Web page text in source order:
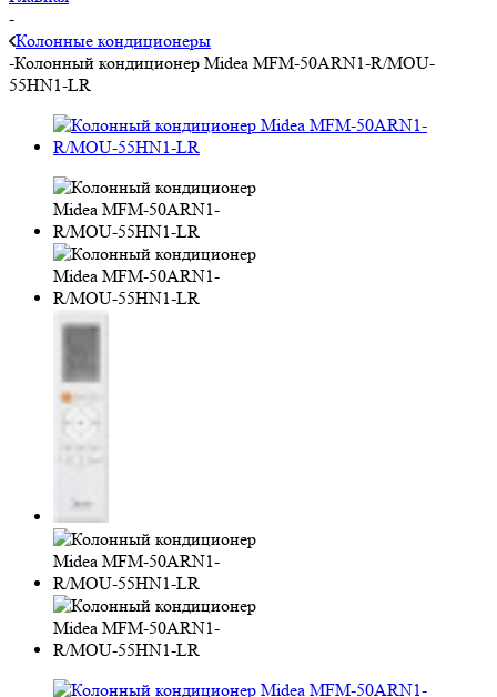
-
Колонные кондиционеры
-Колонный кондиционер Midea MFM-50ARN1-R/MOU-
55HN1-LR